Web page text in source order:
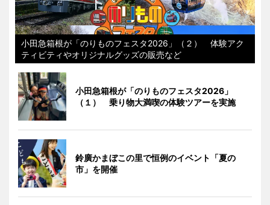
小田急箱根が「のりものフェスタ2026」（２） 体験アク
ティビティやオリジナルグッズの販売など
小田急箱根が「のりものフェスタ2026」
（１） 乗り物大満喫の体験ツアーを実施
鈴廣かまぼこの里で恒例のイベント「夏の
市」を開催